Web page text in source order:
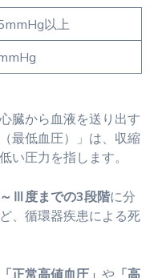
以上
臓から血液を送り出す
最低血圧）」は、収縮
い圧力を指します。
Ⅲ度までの3段階に分
、循環器疾患による死
「正常高値血圧」 や 「高